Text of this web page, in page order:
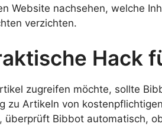
Website nachsehen, welche
verzichten.
Hack
zugreifen möchte, sollte
zu Artikeln von
Bibbot automatisch,